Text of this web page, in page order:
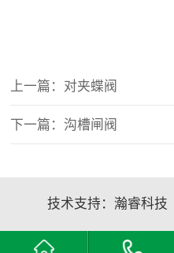
上一篇：对夹蝶阀
下一篇：沟槽闸阀
技术支持： 瀚睿科技